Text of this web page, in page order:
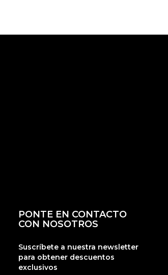
PONTE EN CONTACTO
CON NOSOTROS
Suscríbete a nuestra newsletter
para obtener descuentos
exclusivos